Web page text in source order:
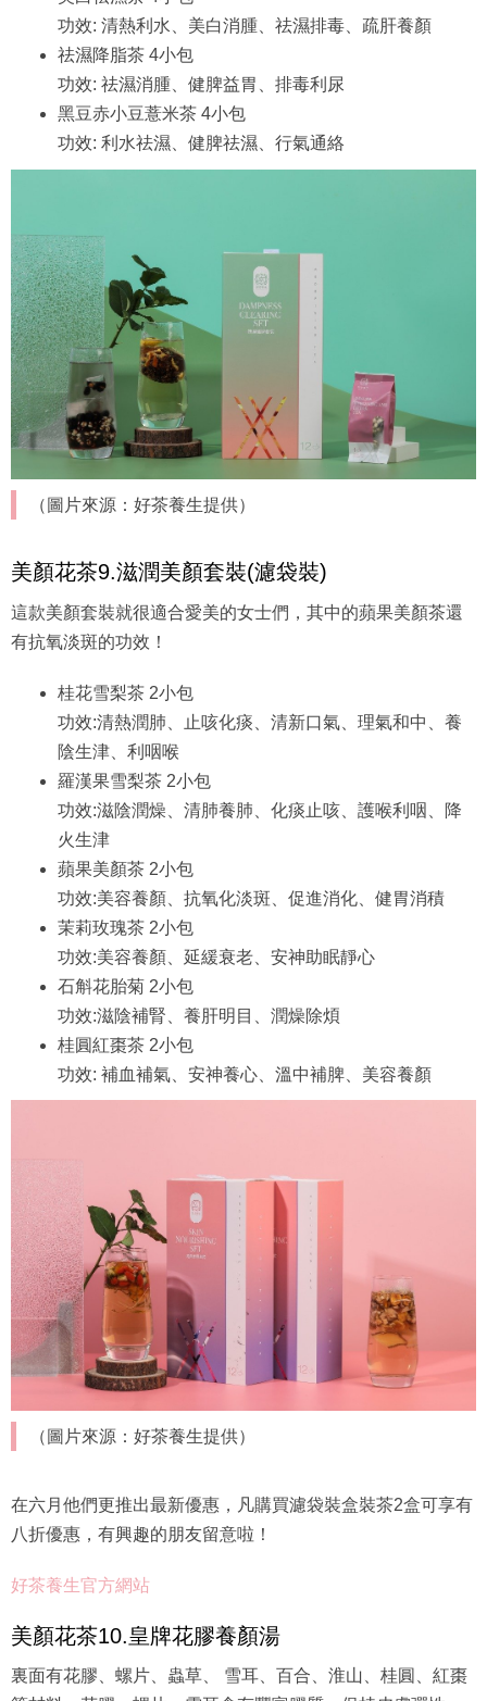
功效: 清熱利水、美白消腫、祛濕排毒、疏肝養顏
祛濕降脂茶 4小包
功效: 祛濕消腫、健脾益胃、排毒利尿
黑豆赤小豆薏米茶 4小包
功效: 利水祛濕、健脾祛濕、行氣通絡
（圖片來源：好茶養生提供）
美顏花茶9.滋潤美顏套裝(濾袋裝)
這款美顏套裝就很適合愛美的女士們，其中的蘋果美顏茶還
有抗氧淡斑的功效！
桂花雪梨茶 2小包
功效:清熱潤肺、止咳化痰、清新口氣、理氣和中、養
陰生津、利咽喉
羅漢果雪梨茶 2小包
功效:滋陰潤燥、清肺養肺、化痰止咳、護喉利咽、降
火生津
蘋果美顏茶 2小包
功效:美容養顏、抗氧化淡斑、促進消化、健胃消積
茉莉玫瑰茶 2小包
功效:美容養顏、延緩衰老、安神助眠靜心
石斛花胎菊 2小包
功效:滋陰補腎、養肝明目、潤燥除煩
桂圓紅棗茶 2小包
功效: 補血補氣、安神養心、溫中補脾、美容養顏
（圖片來源：好茶養生提供）
在六月他們更推出最新優惠，凡購買濾袋裝盒裝茶2盒可享有
八折優惠，有興趣的朋友留意啦！
好茶養生官方網站
美顏花茶10.皇牌花膠養顏湯
裏面有花膠、螺片、蟲草、 雪耳、百合、淮山、桂圓、紅棗